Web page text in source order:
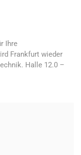
Ihre
Frankfurt wieder
Halle 12.0 –